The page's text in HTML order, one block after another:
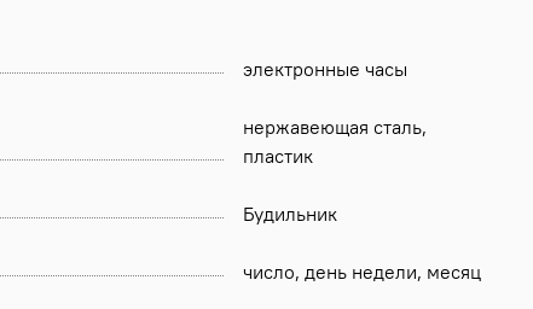
электронные часы
нержавеющая сталь,
пластик
Будильник
число, день недели, месяц